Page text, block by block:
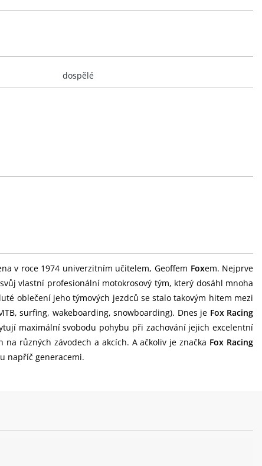
dospělé
v roce 1974 univerzitním učitelem, Geoffem Foxem. Nejprve
vlastní profesionální motokrosový tým, který dosáhl mnoha
oblečení jeho týmových jezdců se stalo takovým hitem mezi
surfing, wakeboarding, snowboarding). Dnes je Fox Racing
maximální svobodu pohybu při zachování jejich excelentní
různých závodech a akcích. A ačkoliv je značka Fox Racing
napříč generacemi.